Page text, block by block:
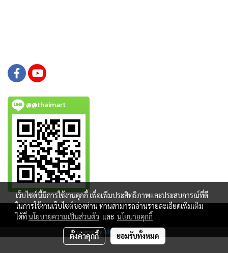
@@thaimart
Copy right by www.thaimartonline.com
Powered by MakeWebEasy.com
เว็บไซต์นี้มีการใช้งานคุกกี้ เพื่อเพิ่มประสิทธิภาพและประสบการณ์ที่ดี
ในการใช้งานเว็บไซต์ของท่าน ท่านสามารถอ่านรายละเอียดเพิ่มเติม
ได้ที่นโยบายความเป็นส่วนตัว และ นโยบายคุกกี้
ตั้งค่าคุกกี้ ยอมรับทั้งหมด